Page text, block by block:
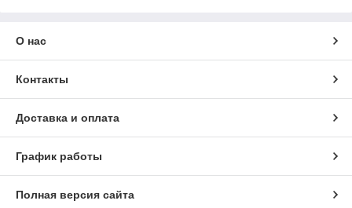
О нас
Контакты
Доставка и оплата
График работы
Полная версия сайта